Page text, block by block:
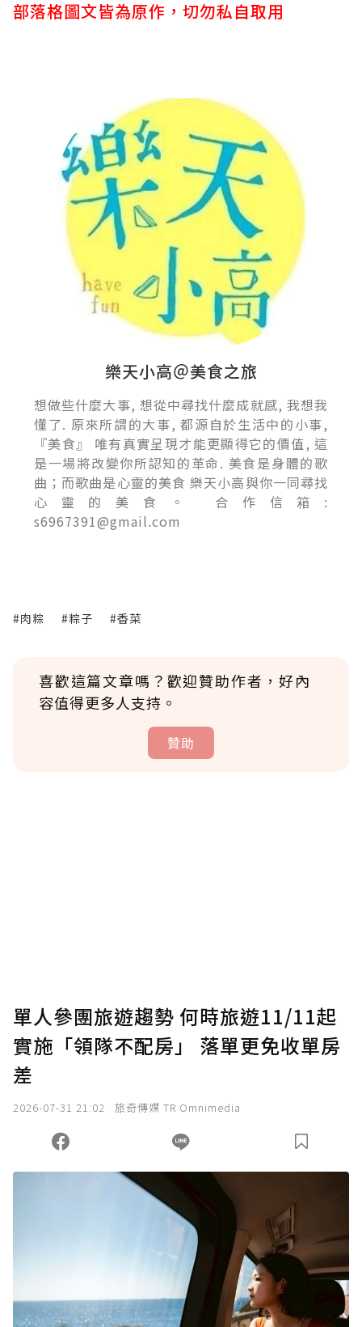
部落格圖文皆為原作，切勿私自取用
樂天小高＠美食之旅
想做些什麼大事, 想從中尋找什麼成就感, 我想我
懂了. 原來所謂的大事, 都源自於生活中的小事,
『美食』 唯有真實呈現才能更顯得它的價值, 這
是一場將改變你所認知的革命. 美食是身體的歌
曲；而歌曲是心靈的美食 樂天小高與你一同尋找
心靈的美食。 合作信箱:
s6967391@gmail.com
#肉粽 #粽子 #香菜
喜歡這篇文章嗎？歡迎贊助作者，好內
容值得更多人支持。
贊助
確認送出
您當前剩餘 U 利點數：0點；前往 購買點數
單人參團旅遊趨勢 何時旅遊11/11起
實施「領隊不配房」 落單更免收單房
差
2026-07-31 21:02 旅奇傳媒 TR Omnimedia